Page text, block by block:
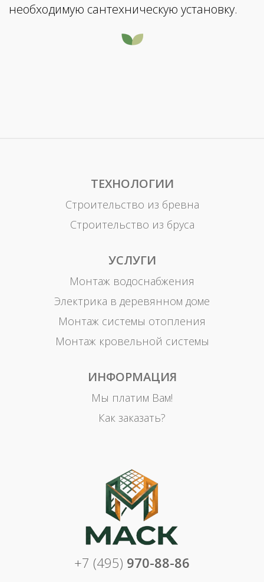
необходимую сантехническую установку.
ТЕХНОЛОГИИ
Строительство из бревна
Строительство из бруса
УСЛУГИ
Монтаж водоснабжения
Электрика в деревянном доме
Монтаж системы отопления
Монтаж кровельной системы
ИНФОРМАЦИЯ
Мы платим Вам!
Как заказать?
+7 (495) 970-88-86